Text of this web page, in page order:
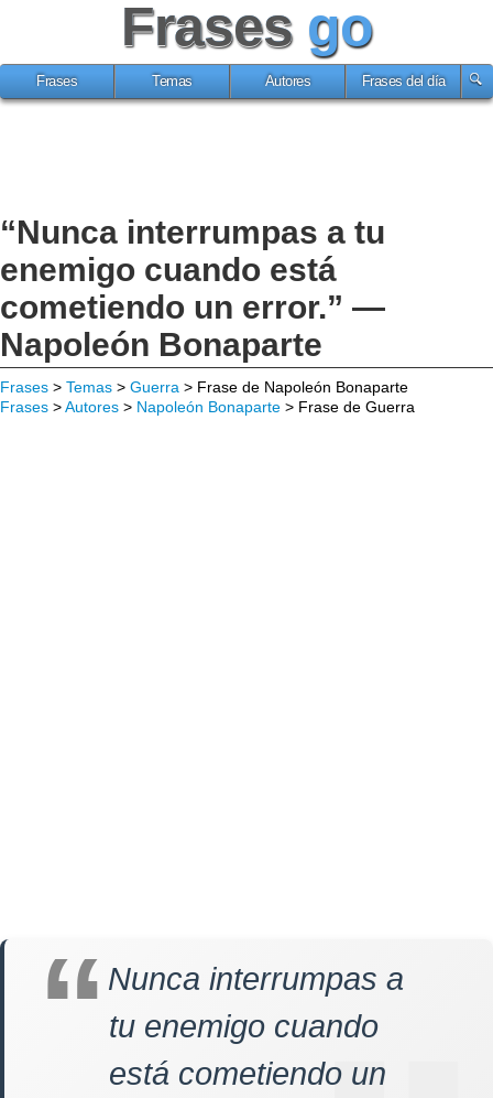
Frases go
Frases Temas Autores Frases del día
“Nunca interrumpas a tu
enemigo cuando está
cometiendo un error.” —
Napoleón Bonaparte
Frases > Temas > Guerra > Frase de Napoleón Bonaparte
Frases >Autores > Napoleón Bonaparte > Frase de Guerra
Nunca interrumpas a
tu enemigo cuando
está cometiendo un